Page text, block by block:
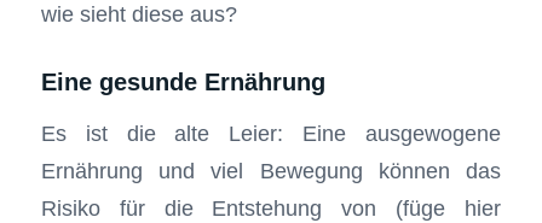
wie sieht diese aus?
Eine gesunde Ernährung
Es ist die alte Leier: Eine ausgewogene
Ernährung und viel Bewegung können das
Risiko für die Entstehung von (füge hier